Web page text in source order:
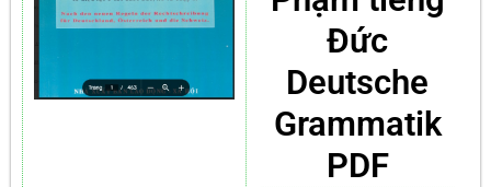
Đức
Deutsche
Grammatik
PDF